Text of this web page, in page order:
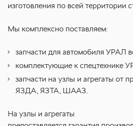
изготовления по всей территории
Мы комплексно поставляем:
запчасти для автомобиля УРАЛ
комплектующие к спецтехнике
запчасти на узлы и агрегаты от
ЯЗДА, ЯЗТА, ШААЗ.
На узлы и агрегаты